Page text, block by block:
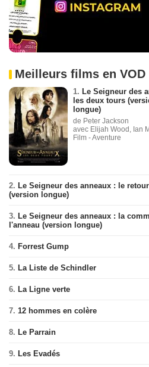
Meilleurs films en VOD
1. Le Seigneur des
les deux tours
longue)
de Peter Jackson
avec Elijah Wood, Ian
Film - Aventure
2. Le Seigneur des anneaux : le
(version longue)
3. Le Seigneur des anneaux : la
l'anneau (version longue)
4. Forrest Gump
5. La Liste de Schindler
6. La Ligne verte
7. 12 hommes en colère
8. Le Parrain
9. Les Evadés